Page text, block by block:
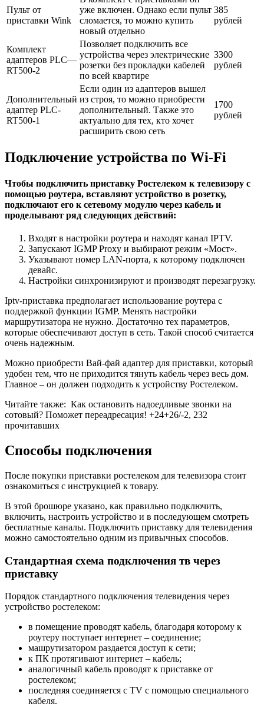
Пульт от
приставки Wink
уже включен. Однако если пульт
сломается, то можно купить
новый отдельно
385
рублей
Комплект
адаптеров PLC—
RT500-2
Позволяет подключить все
устройства через электрические
розетки без прокладки кабелей
по всей квартире
3300
рублей
Дополнительный
адаптер PLC-
RT500-1
Если один из адаптеров вышел
из строя, то можно приобрести
дополнительный. Также это
актуально для тех, кто хочет
расширить свою сеть
1700
рублей
Подключение устройства по Wi-Fi
Чтобы подключить приставку Ростелеком к телевизору с
помощью роутера, вставляют устройство в розетку,
подключают его к сетевому модулю через кабель и
проделывают ряд следующих действий:
Входят в настройки роутера и находят канал IPTV.
Запускают IGMP Proxy и выбирают режим «Мост».
Указывают номер LAN-порта, к которому подключен
девайс.
Настройки синхронизируют и производят перезагрузку.
Iptv-приставка предполагает использование роутера с
поддержкой функции IGMP. Менять настройки
маршрутизатора не нужно. Достаточно тех параметров,
которые обеспечивают доступ в сеть. Такой способ считается
очень надежным.
Можно приобрести Вай-фай адаптер для приставки, который
удобен тем, что не приходится тянуть кабель через весь дом.
Главное – он должен подходить к устройству Ростелеком.
Читайте также: Как остановить надоедливые звонки на
сотовый? Поможет переадресация! +24+26/-2, 232
прочитавших
Способы подключения
После покупки приставки ростелеком для телевизора стоит
ознакомиться с инструкцией к товару.
В этой брошюре указано, как правильно подключить,
включить, настроить устройство и в последующем смотреть
бесплатные каналы. Подключить приставку для телевидения
можно самостоятельно одним из привычных способов.
Стандартная схема подключения тв через
приставку
Порядок стандартного подключения телевидения через
устройство ростелеком:
в помещение проводят кабель, благодаря которому к
роутеру поступает интернет – соединение;
машрутизатором раздается доступ к сети;
к ПК протягивают интернет – кабель;
аналогичный кабель проводят к приставке от
ростелеком;
последняя соединяется с ТV с помощью специального
кабеля.